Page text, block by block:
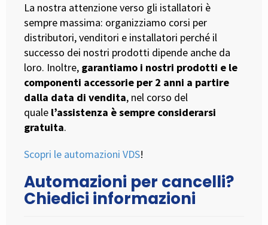
La nostra attenzione verso gli istallatori è
sempre massima: organizziamo corsi per
distributori, venditori e installatori perché il
successo dei nostri prodotti dipende anche da
loro. Inoltre, garantiamo i nostri prodotti e le
componenti accessorie per 2 anni a partire
dalla data di vendita, nel corso del
quale l’assistenza è sempre considerarsi
gratuita.
Scopri le automazioni VDS!
Automazioni per cancelli?
Chiedici informazioni